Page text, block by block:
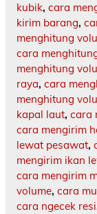
kubik, cara
kirim barang,
menghitung
cara
menghitung
raya, cara
menghitung
kapal laut, cara
cara mengirim
lewat pesawat,
mengirim ikan
cara mengirim
volume, cara
cara ngecek resi